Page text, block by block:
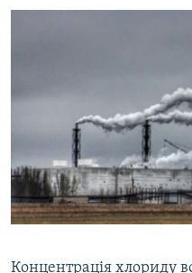
до
ДЕПОРТАЦІЯ
ВІДЕОУРОКИ «ELIFBE»
СВІДЧЕННЯ ОКУПАЦІЇ
УКРАЇНСЬКА ПРОБЛЕМА
ЯК ОБІЙТИ БЛОКУВАННЯ
Русский
Qırımtatar
Концентрація хлориду